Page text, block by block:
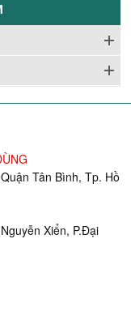
Tân Bình, Tp. Hồ
Xiển, P.Đại